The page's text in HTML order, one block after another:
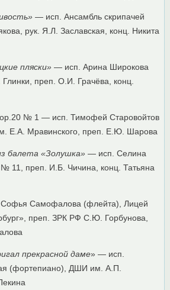
— исп. Ансамбль скрипачей
рук. Я.Л. Заславская, конц. Никита
пляски» — исп. Арина Широкова
преп. О.И. Грачёва, конц.
ор.20 № 1 — исп. Тимофей Старовойтов
Е.А. Мравинского, преп. Е.Ю. Шарова
балета «Золушка» — исп. Селина
11, преп. И.Б. Чичина, конц. Татьяна
Софья Самофалова (флейта), Лицей
преп. ЗРК РФ С.Ю. Горбунова,
прекрасной даме» — исп.
(фортепиано), ДШИ им. А.П.